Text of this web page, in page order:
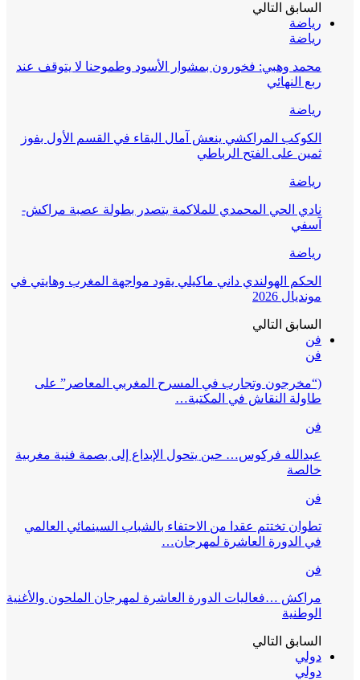
السابق التالي
رياضة
رياضة
محمد وهبي: فخورون بمشوار الأسود وطموحنا لا يتوقف عند
ربع النهائي
رياضة
الكوكب المراكشي ينعش آمال البقاء في القسم الأول بفوز
ثمين على الفتح الرباطي
رياضة
نادي الحي المحمدي للملاكمة يتصدر بطولة عصبة مراكش-
آسفي
رياضة
الحكم الهولندي داني ماكيلي يقود مواجهة المغرب وهايتي في
مونديال 2026
السابق التالي
فن
فن
(“مخرجون وتجارب في المسرح المغربي المعاصر” على
طاولة النقاش في المكتبة…
فن
عبدالله فركوس… حين يتحول الإبداع إلى بصمة فنية مغربية
خالصة
فن
تطوان تختتم عقدا من الاحتفاء بالشباب السينمائي العالمي
في الدورة العاشرة لمهرجان…
فن
مراكش …فعاليات الدورة العاشرة لمهرجان الملحون والأغنية
الوطنية
السابق التالي
دولي
دولي